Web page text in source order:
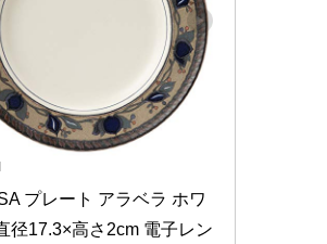
プレート アラベラ ホワ
径17.3×高さ2cm 電子レン